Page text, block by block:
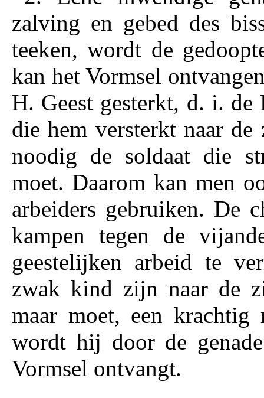
zalving en gebed des
teeken, wordt de
kan het Vormsel
H. Geest gesterkt, d. i. de
die hem versterkt naar
noodig de soldaat die
moet. Daarom kan men
arbeiders gebruiken. De
kampen tegen de
geestelijken arbeid te
zwak kind zijn naar de
maar moet, een
wordt hij door de
Vormsel ontvangt.